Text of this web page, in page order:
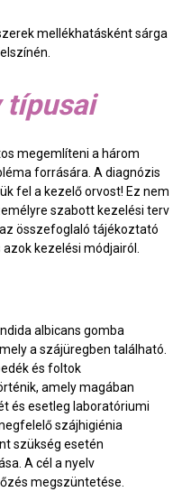
mellékhatásként sárga
típusai
megemlíteni a három
forrására. A diagnózis
fel a kezelő orvost! Ez nem
szabott kezelési terv
összefoglaló tájékoztató
kezelési módjairól.
albicans gomba
a szájüregben található.
és foltok
amely magában
és esetleg laboratóriumi
szájhigiénia
szükség esetén
A cél a nyelv
megszüntetése.